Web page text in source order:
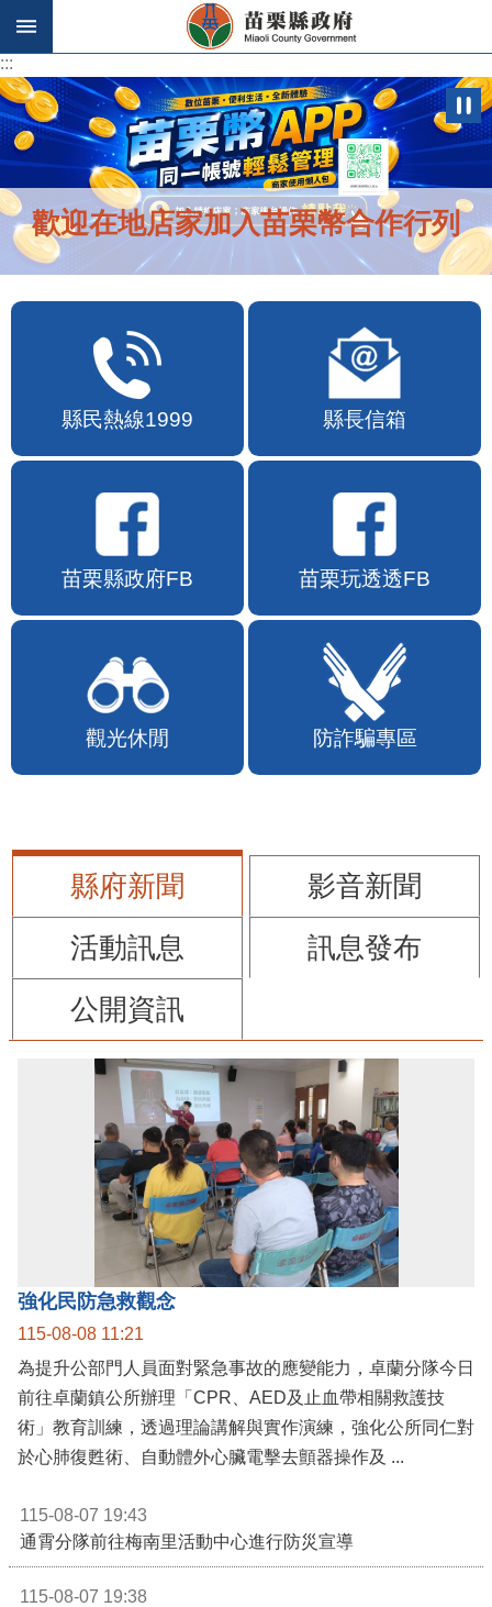
跳到主要內容區塊
:::
:::
歡迎在地店家加入苗栗幣合作行列
縣民熱線1999 縣長信箱
苗栗縣政府FB 苗栗玩透透FB
觀光休閒 防詐騙專區
縣府新聞
影音新聞
活動訊息
訊息發布
公開資訊
強化民防急救觀念
115-08-08 11:21
為提升公部門人員面對緊急事故的應變能力，卓蘭分隊今日
前往卓蘭鎮公所辦理「CPR、AED及止血帶相關救護技
術」教育訓練，透過理論講解與實作演練，強化公所同仁對
115-08-07 19:43
通霄分隊前往梅南里活動中心進行防災宣導
115-08-07 19:38